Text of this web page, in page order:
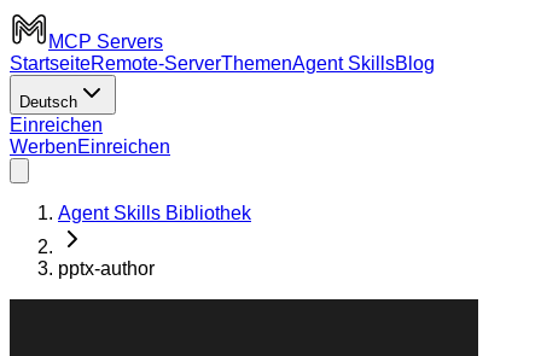
MCP Servers
StartseiteRemote-ServerThemenAgent SkillsBlog
Deutsch
Einreichen
WerbenEinreichen
Agent Skills Bibliothek
pptx-author